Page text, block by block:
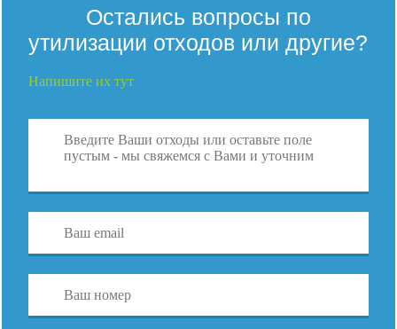
Остались вопросы по
утилизации отходов или другие?
Напишите их тут